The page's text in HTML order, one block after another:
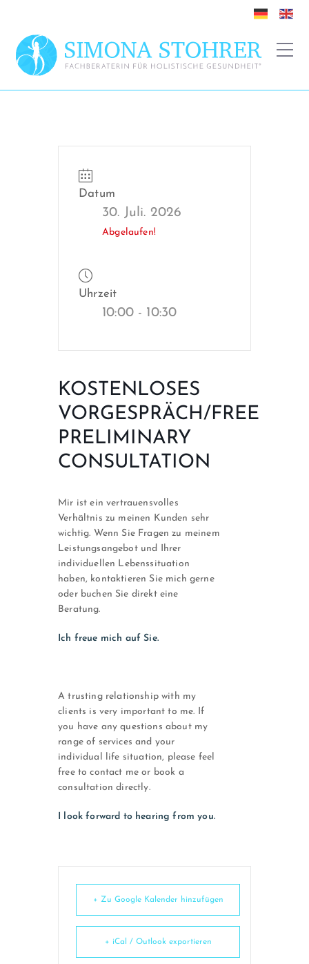
Datum
30. Juli. 2026
Abgelaufen!
Uhrzeit
10:00 - 10:30
KOSTENLOSES
VORGESPRÄCH/FREE
PRELIMINARY
CONSULTATION
Mir ist ein vertrauensvolles
Verhältnis zu meinen Kunden sehr
wichtig. Wenn Sie Fragen zu meinem
Leistungsangebot und Ihrer
individuellen Lebenssituation
haben, kontaktieren Sie mich gerne
oder buchen Sie direkt eine
Beratung.
Ich freue mich auf Sie.
A trusting relationship with my
clients is very important to me. If
you have any questions about my
range of services and your
individual life situation, please feel
free to contact me or book a
consultation directly.
I look forward to hearing from you.
+ Zu Google Kalender hinzufügen
+ iCal / Outlook exportieren